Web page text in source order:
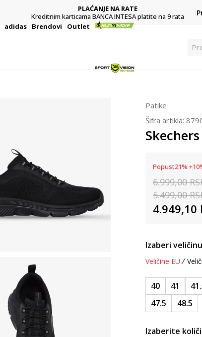
PLAĆANJE NA RATE
Kreditnim karticama BANCA INTESA platite na 9 rata
adidas Brendovi Outlet
Patike
Šifra artikla:
Popust21% +10
6.999,00
5.499,00
4.949,10
Izaberi
Veličine EU
40 41
47.5
48.5
Izaberite